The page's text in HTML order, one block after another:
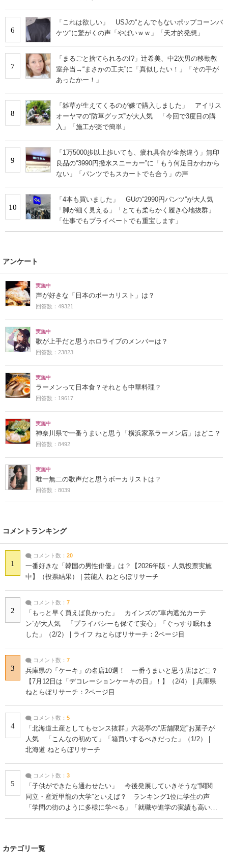
6
「これは欲しい」 USJの“とんでもないポップコーンバ
ケツ”に驚がくの声「やばいｗｗ」「天才的発想」
7
「まるごと捨てられるの!?」辻希美、中2次男の移動教
室弁当→“まさかの工夫”に「真似したい！」「その手が
あったかー！」
8
「雑草が生えてくるのが嫌で購入しました」 アイリス
オーヤマの“防草グッズ”が大人気 「今回で3度目の購
入」「施工が楽で簡単」
9
「1万5000歩以上歩いても、疲れ具合が全然違う」無印
良品の“3990円撥水スニーカー”に「もう何足目かわから
ない」「パンツでもスカートでも合う」の声
10
「4本も買いました」 GUの“2990円パンツ”が大人気
「脚が細く見える」「とても柔らかく履き心地抜群」
「仕事でもプライベートでも重宝します」
アンケート
実施中
声が好きな「日本のボーカリスト」は？
回答数：49321
実施中
歌が上手だと思うホロライブのメンバーは？
回答数：23823
実施中
ラーメンって日本食？それとも中華料理？
回答数：19617
実施中
神奈川県で一番うまいと思う「横浜家系ラーメン店」はどこ？
回答数：8492
実施中
唯一無二の歌声だと思うボーカリストは？
回答数：8039
コメントランキング
1
コメント数： 20
一番好きな「韓国の男性俳優」は？【2026年版・人気投票実施
中】（投票結果） | 芸能人 ねとらぼリサーチ
2
コメント数： 7
「もっと早く買えば良かった」 カインズの“車内遮光カーテ
ン”が大人気 「プライバシーも保てて安心」「ぐっすり眠れま
した」（2/2） | ライフ ねとらぼリサーチ：2ページ目
3
コメント数： 7
兵庫県の「ケーキ」の名店10選！ 一番うまいと思う店はどこ？
【7月12日は「デコレーションケーキの日」！】（2/4） | 兵庫県
ねとらぼリサーチ：2ページ目
4
コメント数： 5
「北海道土産としてもセンス抜群」六花亭の“店舗限定”お菓子が
人気 「こんなの初めて」「箱買いするべきだった」（1/2） |
北海道 ねとらぼリサーチ
5
コメント数： 3
「子供ができたら通わせたい」 今後発展していきそうな“関関
同立・産近甲龍の大学”といえば？ ランキング1位に学生の声
「学問の街のように多様に学べる」「就職や進学の実績も高い」
| 大学 ねとらぼリサーチ
カテゴリ一覧